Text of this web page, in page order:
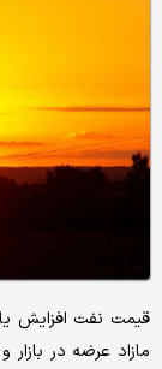
قیمت نفت افزایش
مازاد عرضه در